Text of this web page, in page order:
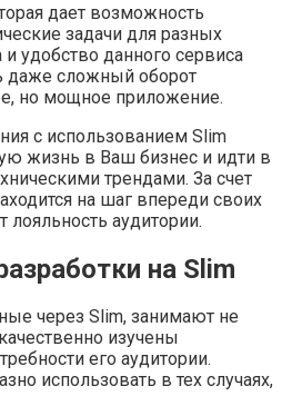
дает возможность
задачи для разных
удобство данного сервиса
даже сложный оборот
но мощное приложение.
с использованием Slim
жизнь в Ваш бизнес и идти в
трендами. За счет
на шаг впереди своих
аудитории.
на Slim
через Slim, занимают не
изучены
его аудитории.
использовать в тех случаях,